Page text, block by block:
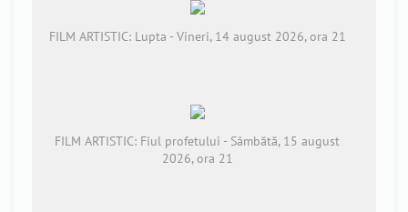
FILM ARTISTIC: Lupta - Vineri, 14 august 2026, ora 21
FILM ARTISTIC: Fiul profetului - Sâmbătă, 15 august
2026, ora 21